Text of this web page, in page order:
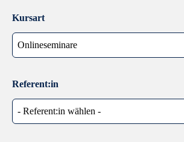
Kursart
Referent:in